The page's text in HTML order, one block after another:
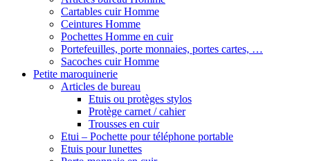
Cartables cuir Homme
Ceintures Homme
Pochettes Homme en cuir
Portefeuilles, porte monnaies, portes cartes, …
Sacoches cuir Homme
Petite maroquinerie
Articles de bureau
Etuis ou protèges stylos
Protège carnet / cahier
Trousses en cuir
Etui – Pochette pour téléphone portable
Etuis pour lunettes